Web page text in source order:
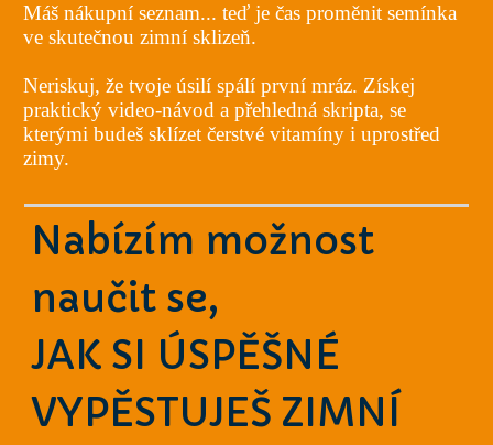
Máš nákupní seznam... teď je čas proměnit semínka
ve skutečnou zimní sklizeň.
Neriskuj, že tvoje úsilí spálí první mráz. Získej
praktický video-návod a přehledná skripta, se
kterými budeš sklízet čerstvé vitamíny i uprostřed
zimy.
Nabízím možnost
naučit se,
JAK SI ÚSPĚŠNÉ
VYPĚSTUJEŠ ZIMNÍ